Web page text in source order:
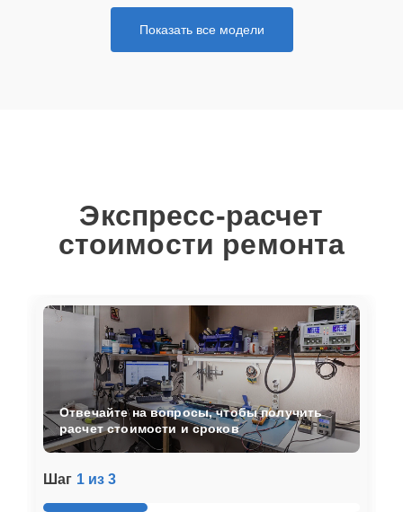
Показать все модели
Экспресс-расчет
стоимости ремонта
Шаг 1 из 3
Отвечайте на вопросы, чтобы получить
расчет стоимости и сроков